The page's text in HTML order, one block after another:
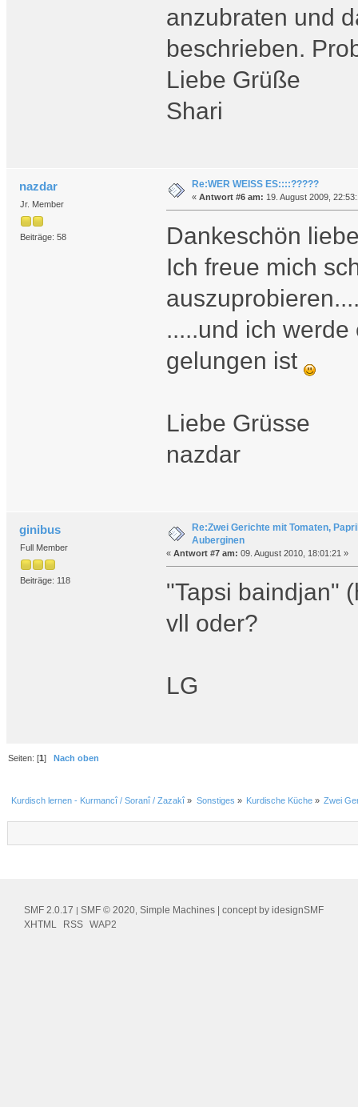
anzubraten und
beschrieben.
Liebe Grüße
Shari
nazdar
Jr. Member
Beiträge: 58
Re:WER WEISS ES::::?????
« Antwort #6 am: 19. August 2009,
Dankeschön
Ich freue mich
.....und ich
gelungen ist
Liebe Grüsse
nazdar
ginibus
Full Member
Beiträge: 118
Re:Zwei Gerichte mit Tomaten,
Auberginen
« Antwort #7 am: 09. August 2010, 18:01:21 »
"Tapsi baindjan"
vll oder?
LG
Seiten: [1]Nach oben
Kurdisch lernen - Kurmancî / Soranî / Zazakî » Sonstiges » Kurdische Küche» Zwei
SMF 2.0.17 | SMF © 2020 Simple Machines | concept by idesignSMF
XHTML
RSS WAP2